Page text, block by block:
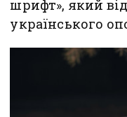
шрифт», який
українського